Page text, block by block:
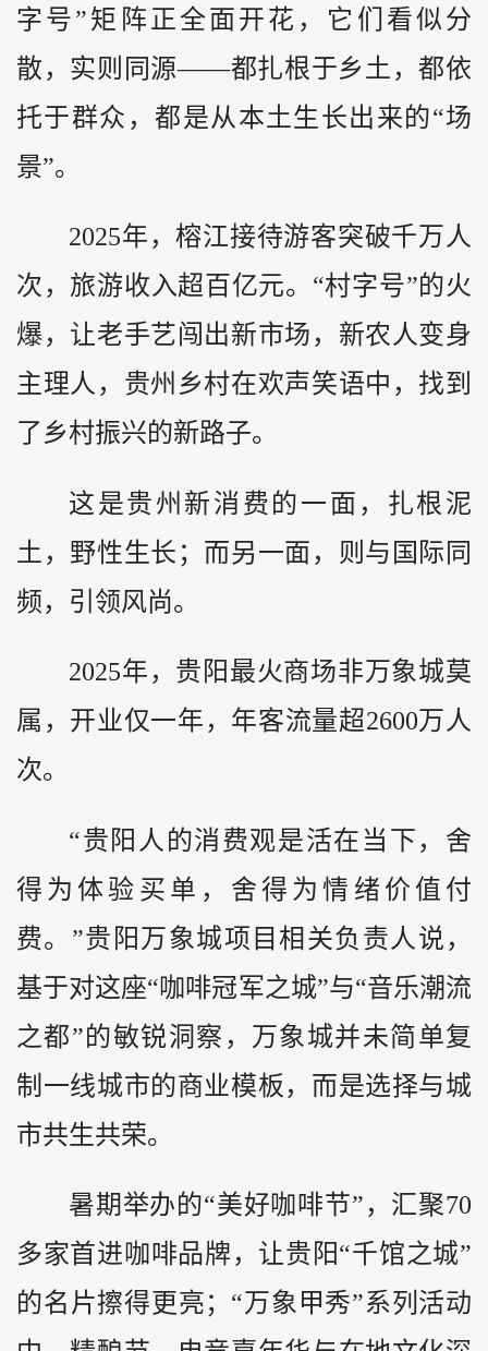
字号”矩阵正全面开花，它们看似分
散，实则同源——都扎根于乡土，都依
托于群众，都是从本土生长出来的“场
景”。
2025年，榕江接待游客突破千万人
次，旅游收入超百亿元。“村字号”的火
爆，让老手艺闯出新市场，新农人变身
主理人，贵州乡村在欢声笑语中，找到
了乡村振兴的新路子。
这是贵州新消费的一面，扎根泥
土，野性生长；而另一面，则与国际同
频，引领风尚。
2025年，贵阳最火商场非万象城莫
属，开业仅一年，年客流量超2600万人
次。
“贵阳人的消费观是活在当下，舍
得为体验买单，舍得为情绪价值付
费。”贵阳万象城项目相关负责人说，
基于对这座“咖啡冠军之城”与“音乐潮流
之都”的敏锐洞察，万象城并未简单复
制一线城市的商业模板，而是选择与城
市共生共荣。
暑期举办的“美好咖啡节”，汇聚70
多家首进咖啡品牌，让贵阳“千馆之城”
的名片擦得更亮；“万象甲秀”系列活动